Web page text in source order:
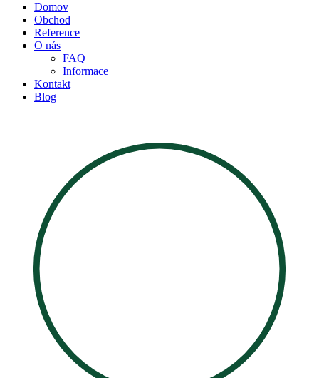
Domov
Obchod
Reference
O nás
FAQ
Informace
Kontakt
Blog